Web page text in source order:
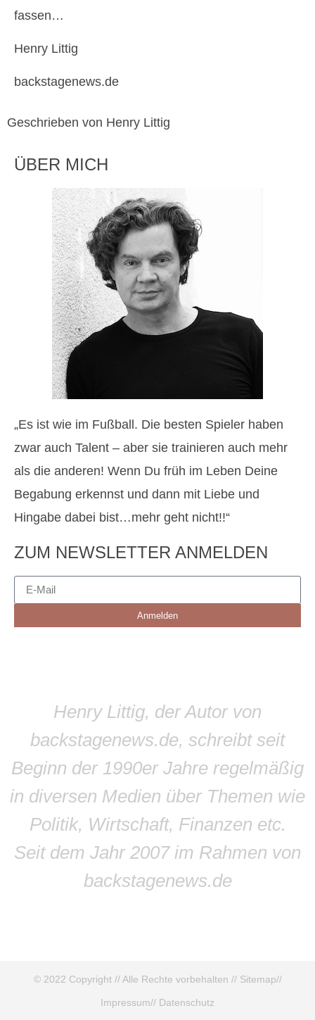
fassen…
Henry Littig
backstagenews.de
Geschrieben von Henry Littig
ÜBER MICH
„Es ist wie im Fußball. Die besten Spieler haben
zwar auch Talent – aber sie trainieren auch mehr
als die anderen! Wenn Du früh im Leben Deine
Begabung erkennst und dann mit Liebe und
Hingabe dabei bist…mehr geht nicht!!“
ZUM NEWSLETTER ANMELDEN
Anmelden
Henry Littig, der Autor von
backstagenews.de, schreibt seit
Beginn der 1990er Jahre regelmäßig
in diversen Medien über Themen wie
Politik, Wirtschaft, Finanzen etc.
Seit dem Jahr 2007 im Rahmen von
backstagenews.de
© 2022 Copyright // Alle Rechte vorbehalten // Sitemap//
Impressum// Datenschutz